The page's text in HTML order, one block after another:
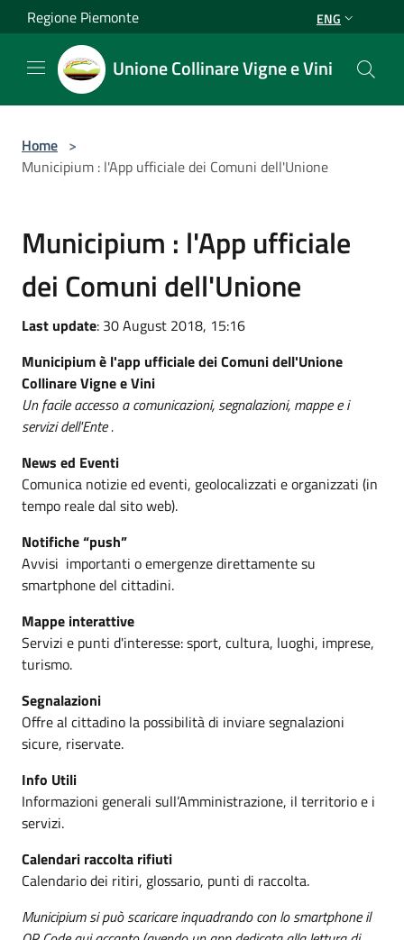
Salta al contenuto principale
Regione Piemonte ENG
Unione Collinare Vigne e Vini
Home >
Municipium : l'App ufficiale dei Comuni dell'Unione
Municipium : l'App ufficiale
dei Comuni dell'Unione
Last update: 30 August 2018, 15:16
Municipium è l'app ufficiale dei Comuni dell'Unione
Collinare Vigne e Vini
Un facile accesso a comunicazioni, segnalazioni, mappe e i
servizi dell'Ente .
News ed Eventi
Comunica notizie ed eventi, geolocalizzati e organizzati (in
tempo reale dal sito web).
Notifiche “push”
Avvisi importanti o emergenze direttamente su
smartphone del cittadini.
Mappe interattive
Servizi e punti d'interesse: sport, cultura, luoghi, imprese,
turismo.
Segnalazioni
Offre al cittadino la possibilità di inviare segnalazioni
sicure, riservate.
Info Utili
Informazioni generali sull’Amministrazione, il territorio e i
servizi.
Calendari raccolta rifiuti
Calendario dei ritiri, glossario, punti di raccolta.
Municipium si può scaricare inquadrando con lo smartphone il